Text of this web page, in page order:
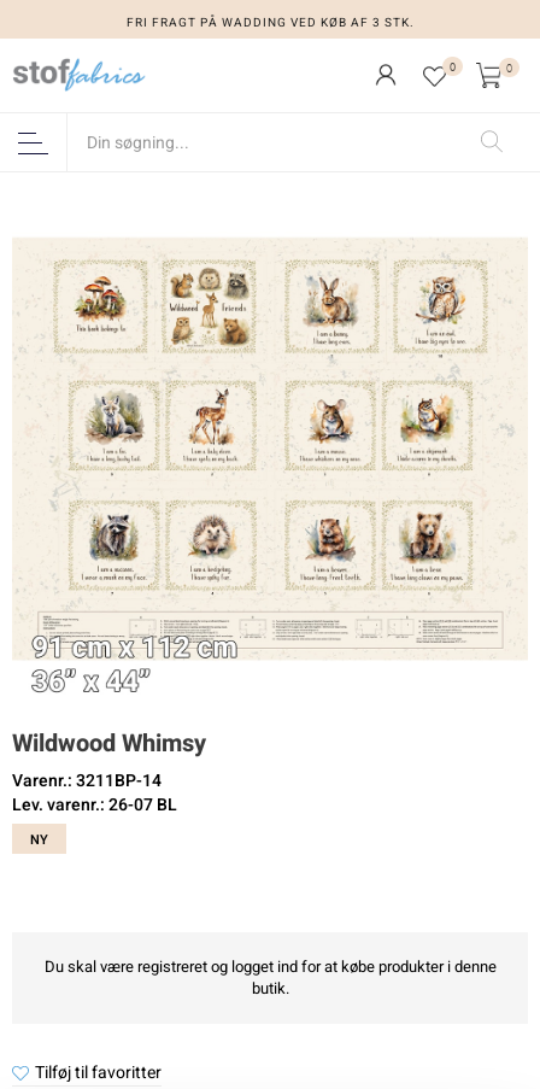
FRI FRAGT PÅ WADDING VED KØB AF 3 STK.
0 0
Wildwood Whimsy
Varenr.: 3211BP-14
Lev. varenr.: 26-07 BL
NY
Du skal være registreret og logget ind for at købe produkter i denne
butik.
Tilføj til favoritter